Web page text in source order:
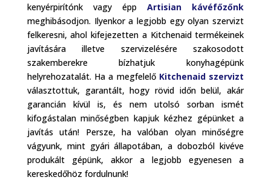
kenyérpirítónk vagy éppArtisian kávéfőzőnk
meghibásodjon. Ilyenkor a legjobb egy olyan szervizt
felkeresni, ahol kifejezetten a Kitchenaid termékeinek
javítására illetve szervizelésére szakosodott
szakemberekre bízhatjuk konyhagépünk
helyrehozatalát. Ha a megfelelő Kitchenaid szervizt
választottuk, garantált, hogy rövid időn belül, akár
garancián kívül is, és nem utolsó sorban ismét
kifogástalan minőségben kapjuk kézhez gépünket a
javítás után! Persze, ha valóban olyan minőségre
vágyunk, mint gyári állapotában, a dobozból kivéve
produkált gépünk, akkor a legjobb egyenesen a
kereskedőhöz fordulnunk!